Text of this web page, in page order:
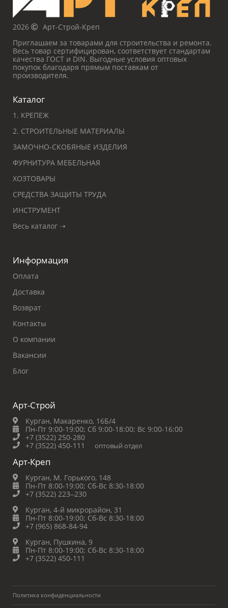
2026
Арт-Строй-Креп
Приглашаем за товарами для строительства и ремонта.
Весь товар сертифицирован, соответствует стандартам
качества ГОСТ и DIN. Выгодные условия оптовых
покупок благодаря прямым поставкам от
производителя.
Каталог
1. КРЕПЕЖ
2. СТРОИТЕЛЬНЫЕ МАТЕРИАЛЫ
ЗАМОЧНО-СКОБЯНЫЕ ИЗДЕЛИЯ
ФУРНИТУРА МЕБЕЛЬНАЯ
ХОЗТОВАРЫ
СРЕДСТВА ЗАЩИТЫ ТРУДА
ИНСТРУМЕНТ
Весь каталог ➝
Информация
Оплата
Доставка
Возврат
Контакты
О компании
Вакансии
Блог
Арт-Строй
Курган, Макаренко, 16Б/4
Пн-Пт 9:00-19:00; Сб 9:00-18:00; Вс 9:00-16:00
+7 (3522) 250-280
+7 (3522) 450-111
оптовый отдел
Арт-Креп
Курган, М. Горького, 148
Пн-Пт 8:00-19:00; Сб-Вс 8:30-18:00
+7 (3522) 223‒230
Курган, 4-й микрорайон, 31
Пн-Пт 8:00-19:00; Сб-Вс 8:30-18:00
+7 (965) 868-84-94
Курган, Пушкина, 9
Пн-Пт 8:00-19:00; Сб-Вс 8:30-18:00
+7 (3522) 450-111
Политика конфиденциальности